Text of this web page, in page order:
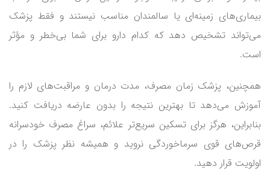
بیماری‌های زمینه‌ای یا سالمندان مناسب نیستند و فقط پزشک
می‌تواند تشخیص دهد که کدام دارو برای شما بی‌خطر و مؤثر
است.
همچنین، پزشک زمان مصرف، مدت درمان و مراقبت‌های لازم را
آموزش می‌دهد تا بهترین نتیجه را بدون عارضه دریافت کنید.
بنابراین، هرگز برای تسکین سریع‌تر علائم، سراغ مصرف خودسرانه
قرص‌های قوی سرماخوردگی نروید و همیشه نظر پزشک را در
اولویت قرار دهید.